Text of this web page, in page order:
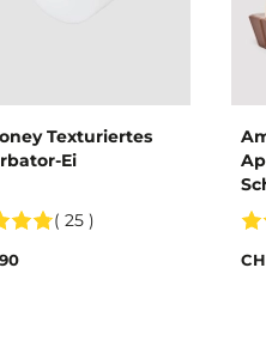
Texturiertes
Ei
( 25 )
2